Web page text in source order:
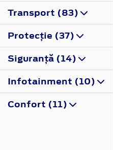
Transport (83)
Protecţie (37)
Siguranţă (14)
Infotainment (10)
Confort (11)